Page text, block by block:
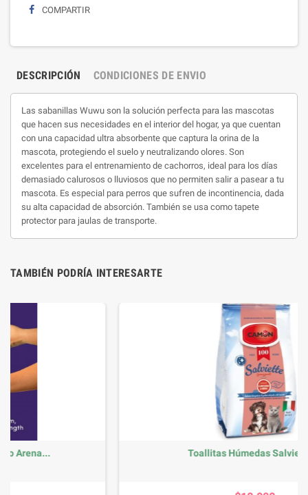
COMPARTIR
DESCRIPCIÓN CONDICIONES DE ENVIO
Las sabanillas Wuwu son la solución perfecta para las mascotas
que hacen sus necesidades en el interior del hogar, ya que cuentan
con una capacidad ultra absorbente que captura la orina de la
mascota, protegiendo el suelo y neutralizando olores. Son
excelentes para el entrenamiento de cachorros, ideal para los días
demasiado calurosos o lluviosos que no permiten salir a pasear a tu
mascota. Es especial para perros que sufren de incontinencia, dada
su alta capacidad de absorción. También se usa como tapete
protector para jaulas de transporte.
TAMBIÉN PODRÍA INTERESARTE
Toallitas Húmedas Salviette...